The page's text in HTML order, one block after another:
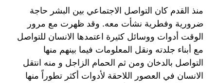
منذ القدم كان التواصل الاجتماعي بين البشر حاجة
ضرورية وفطرية نشأت معه. وقد ظهرت مع مرور
الوقت أدوات ووسائل كثيرة اعتمدها الانسان للتواصل
مع أبناء جلدته ونقل المعلومات فيما بينهم منها
التواصل بالدخان ومن ثم الحمام الزاجل و منه انتقل
الانسان في العصور اللاحقة لأدوات أكثر تطوراً منها